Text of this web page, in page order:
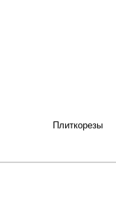
Плиткорезы